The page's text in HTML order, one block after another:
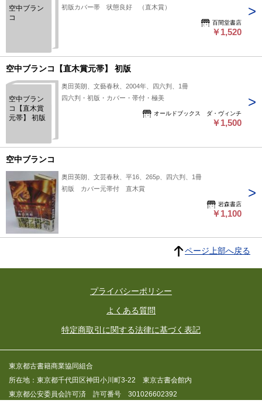
空中ブラン
コ
初版カバー帯 状態良好 （直木賞）
百間堂書店
￥1,520
空中ブランコ【直木賞元帯】 初版
空中ブラン
コ【直木賞
元帯】 初版
奥田英朗、文藝春秋、2004年、四六判、1冊
四六判・初版・カバー・帯付・極美
オールドブックス ダ・ヴィンチ
￥1,500
空中ブランコ
奥田英朗、文芸春秋、平16、265p、四六判、1冊
初版 カバー元帯付 直木賞
岩森書店
￥1,100
ページ上部へ戻る
プライバシーポリシー
よくある質問
特定商取引に関する法律に基づく表記
東京都古書籍商業協同組合
所在地：東京都千代田区神田小川町3-22 東京古書会館内
東京都公安委員会許可済 許可番号 301026602392